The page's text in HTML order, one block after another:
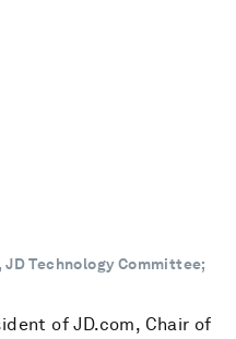
JD Technology Committee;
of JD.com, Chair of